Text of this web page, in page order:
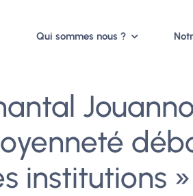
Qui sommes nous ?
institutions »